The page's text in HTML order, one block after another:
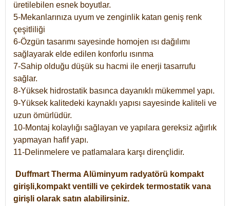
üretilebilen esnek boyutlar.
5-Mekanlarınıza uyum ve zenginlik katan geniş renk
çeşitliliği
6-Özgün tasarımı sayesinde homojen ısı dağılımı
sağlayarak elde edilen konforlu ısınma
7-Sahip olduğu düşük su hacmi ile enerji tasarrufu
sağlar.
8-Yüksek hidrostatik basınca dayanıklı mükemmel yapı.
9-Yüksek kalitedeki kaynaklı yapısı sayesinde kaliteli ve
uzun ömürlüdür.
10-Montaj kolaylığı sağlayan ve yapılara gereksiz ağırlık
yapmayan hafif yapı.
11-Delinmelere ve patlamalara karşı dirençlidir.
Duffmart Therma Alüminyum radyatörü kompakt
girişli,kompakt ventilli ve çekirdek termostatik vana
girişli olarak satın alabilirsiniz.